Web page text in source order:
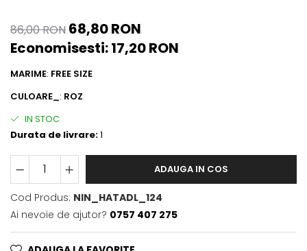
Căciuli
Eșarfe
Bentițe
Mănuși
Eșarfe Cașmir
86,00 RON 68,80 RON
Economisesti:17,20RON
MARIME: FREE SIZE
CULOARE_ : ROZ
IN STOC
Durata de livrare:1
ADAUGA IN COS
Cod Produs: NIN_HATADL_124
Ai nevoie de ajutor? 0757 407 275